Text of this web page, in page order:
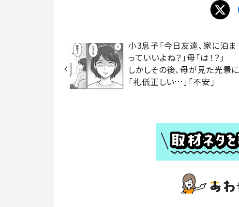
小3息子「今日友達、家に泊ま
っていいよね？」母「は！？」
しかしその後、母が見た光景に
「礼儀正しい…」「不安」